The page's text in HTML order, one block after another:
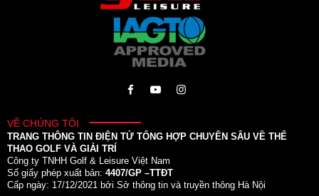
VỀ CHÚNG TÔI
TRANG THÔNG TIN ĐIỆN TỬ TỔNG HỢP CHUYÊN SÂU VỀ THỂ
THAO GOLF VÀ GIẢI TRÍ
Công ty TNHH Golf & Leisure Việt Nam
Số giấy phép xuất bản: 4407/GP –TTĐT
Cấp ngày: 17/12/2021 bởi Sở thông tin và truyền thông Hà Nội